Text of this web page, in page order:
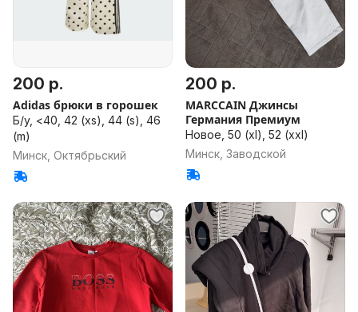
200 р.
Adidas брюки в горошек
Б/у, <40, 42 (xs), 44 (s), 46
(m)
Минск, Октябрьский
200 р.
MARCCAIN Джинсы
Германия Премиум
Новое, 50 (xl), 52 (xxl)
Минск, Заводской